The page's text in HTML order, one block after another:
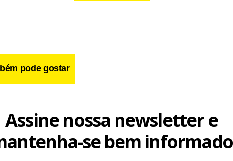
pode gostar
Assine nossa newsletter e
se bem informado